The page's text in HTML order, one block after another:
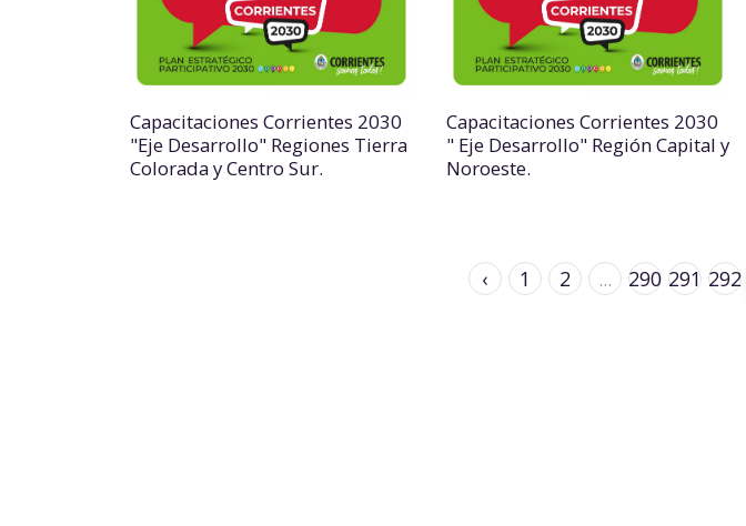
Capacitaciones Corrientes 2030
"Eje Desarrollo" Regiones Tierra
Colorada y Centro Sur.
Capacitaciones Corrientes 2030
" Eje Desarrollo" Región Capital y
Noroeste.
‹ 1 2 ... 290 291 292